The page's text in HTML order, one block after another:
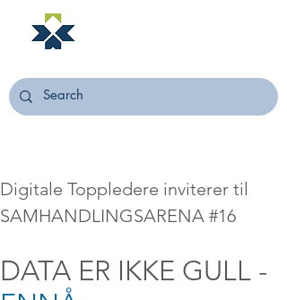
Digitale Toppledere inviterer til
SAMHANDLINGSARENA #16
DATA ER IKKE GULL -